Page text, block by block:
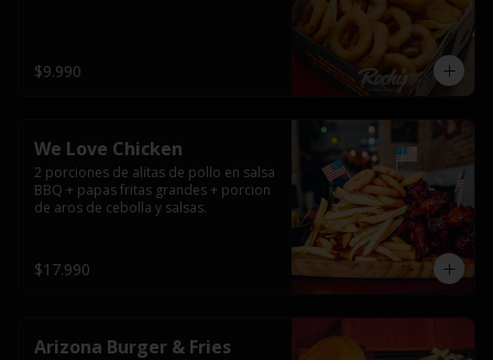
$9.990
We Love Chicken
2 porciones de alitas de pollo en salsa
BBQ + papas fritas grandes + porcion
de aros de cebolla y salsas.
$17.990
Arizona Burger & Fries